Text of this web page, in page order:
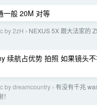
一般 20M 对等
by 2zH › NEXUS 5X 跟大法家的
续航占优势 拍照 如果镜头
by dreamcountry › 有没有千兆